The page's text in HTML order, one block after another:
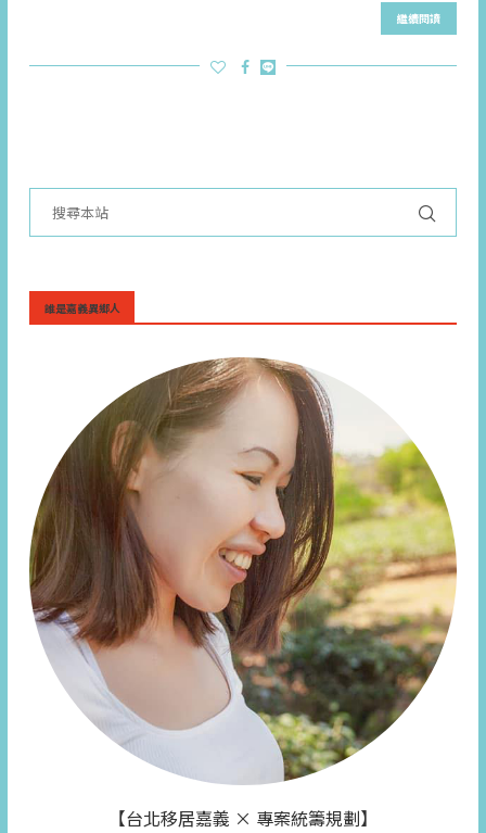
繼續閱讀
誰是嘉義異鄉人
【台北移居嘉義 × 專案統籌規劃】